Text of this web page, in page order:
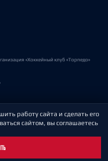
«Хоккейный клуб «Торпедо»
работу сайта и сделать его
сайтом, вы соглашаетесь